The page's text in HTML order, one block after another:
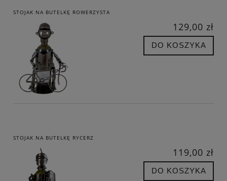
STOJAK NA BUTELKĘ ROWERZYSTA
129,00 zł
DO KOSZYKA
STOJAK NA BUTELKĘ RYCERZ
119,00 zł
DO KOSZYKA